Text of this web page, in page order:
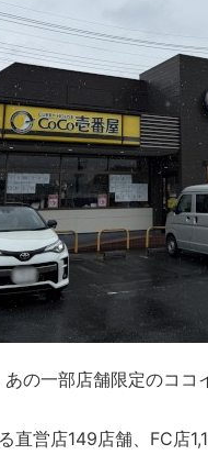
の一部店舗限定のコ
直営店149店舗、FC店